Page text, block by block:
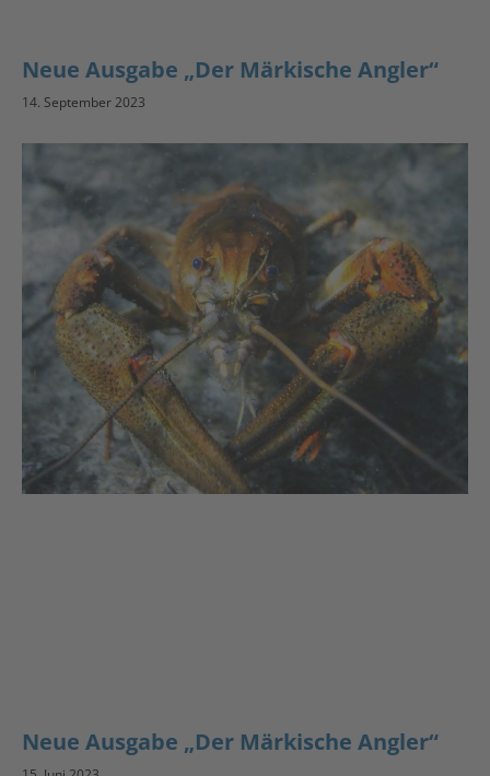
Neue Ausgabe „Der Märkische Angler“
14. September 2023
Neue Ausgabe „Der Märkische Angler“